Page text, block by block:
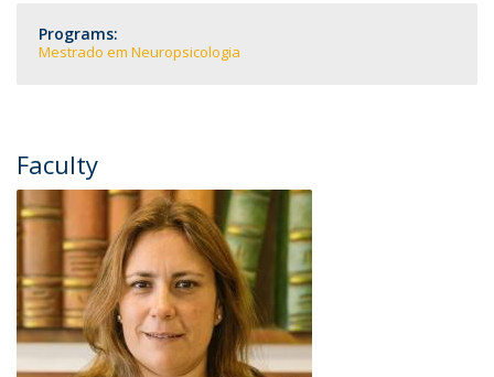
Programs:
Mestrado em Neuropsicologia
Faculty